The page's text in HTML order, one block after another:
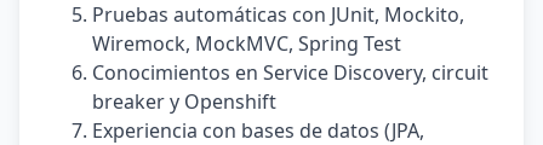
Pruebas automáticas con JUnit, Mockito,
Wiremock, MockMVC, Spring Test
Conocimientos en Service Discovery, circuit
breaker y Openshift
Experiencia con bases de datos (JPA,